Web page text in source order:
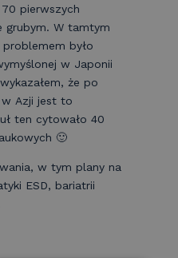
70 pierwszych
grubym. W tamtym
było
w Japonii
że po
Azji jest to
ten cytowało 40
🙂
w tym plany na
ESD, bariatrii